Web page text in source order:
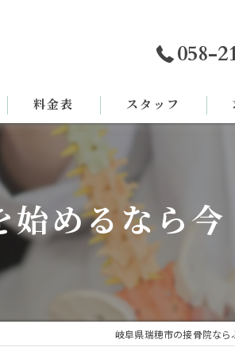
058-
料金表 スタッフ
始めるなら
岐阜県瑞穂市の接骨院なら